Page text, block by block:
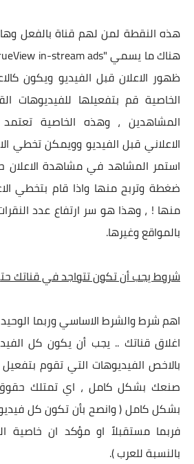
هذه النقطة لمن لهم قناة بالفعل
ظهور الاعلان قبل الفيديو ويكون
الخاصية قم بتفعيلها للفيديوهات
المشاهدين ، وهذه الخاصية
ضغطة وتربح منها واذا قام بتخطي
منها ! ، وهذا هو سر ارتفاع عدد
بالمواقع وغيرها.
شروط يجب أن تكون تتواجد في قناتك
اهم شرط والشرط الاساسي وربما
اغلاق قناتك .. يجب أن يكون كل
بالاخص الفيديوهات التي تقوم
صنعك بشكل كامل ، اي تمتلك حقوق
بشكل كامل ( وانصح بأن تكون كل
فربما مستقبلاً او مؤكد ان خاصية
بالنسبة للعرب ).